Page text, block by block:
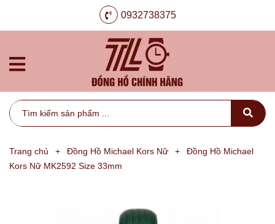
0932738375
Trang chủ + Đồng Hồ Michael Kors Nữ +
Đồng Hồ Michael
Kors Nữ MK2592 Size 33mm